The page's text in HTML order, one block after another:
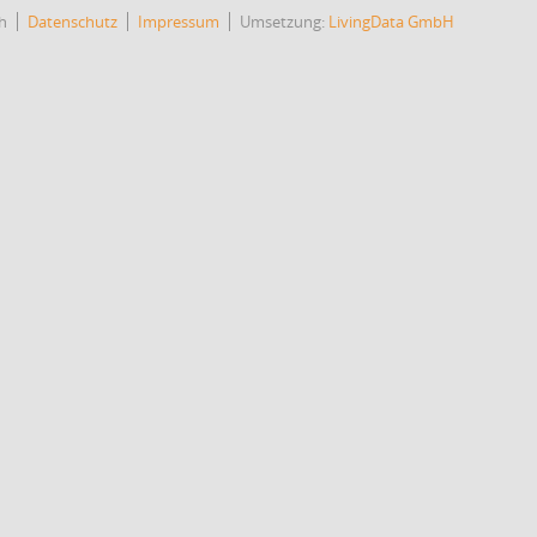
Datenschutz Impressum Umsetzung: LivingData GmbH